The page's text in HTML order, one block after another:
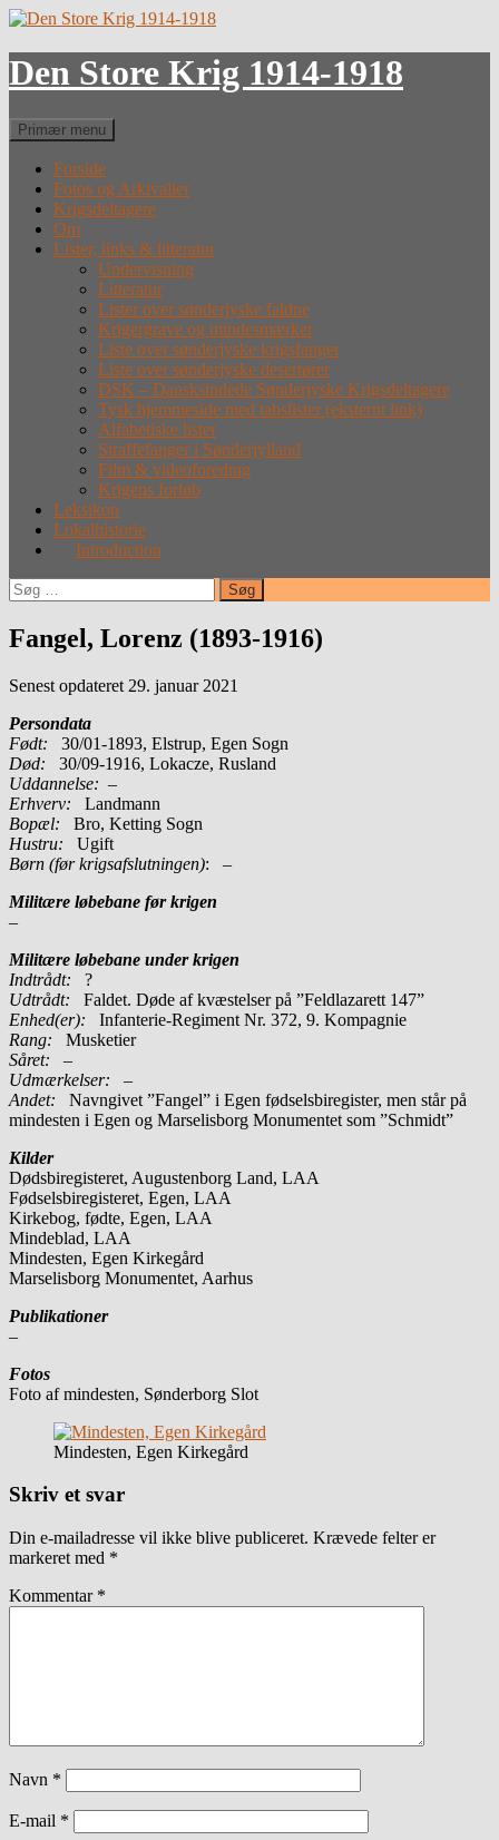
Hop
indhold
Den Store Krig 1914-1918
Søg
Primær menu
Forside
Fotos og Arkivalier
Krigsdeltagere
Om
Lister, links & litteratur
Undervisning
Litteratur
Lister over sønderjyske faldne
Krigergrave og mindesmærker
Liste over sønderjyske krigsfanger
Liste over sønderjyske desertører
DSK – Dansksindede Sønderjyske Krigsdeltagere
Tysk hjemmeside med tabslister (eksternt link)
Alfabetiske lister
Straffefanger i Sønderjylland
Film & videoforedrag
Krigens forløb
Leksikon
Lokalhistorie
Introduction
Søg
efter:
Fangel, Lorenz (1893-1916)
Senest opdateret 29. januar 2021
Persondata
Født: 30/01-1893, Elstrup, Egen Sogn
Død: 30/09-1916, Lokacze, Rusland
Uddannelse: –
Erhverv: Landmann
Bopæl: Bro, Ketting Sogn
Hustru: Ugift
Børn (før krigsafslutningen): –
Militære løbebane før krigen
–
Militære løbebane under krigen
Indtrådt: ?
Udtrådt: Faldet. Døde af kvæstelser på ”Feldlazarett 147”
Enhed(er):
Infanterie-Regiment Nr. 372, 9. Kompagnie
Rang:
Musketier
Såret: –
Udmærkelser: –
Andet: Navngivet ”Fangel” i Egen fødselsbiregister, men står på
mindesten i Egen og Marselisborg Monumentet som ”Schmidt”
Kilder
Dødsbiregisteret, Augustenborg Land, LAA
Fødselsbiregisteret, Egen, LAA
Kirkebog, fødte, Egen, LAA
Mindeblad, LAA
Mindesten, Egen Kirkegård
Marselisborg Monumentet, Aarhus
Publikationer
–
Fotos
Foto af mindesten, Sønderborg Slot
Mindesten, Egen Kirkegård
Skriv et svar
Din e-mailadresse vil ikke blive publiceret. Krævede felter er
markeret med *
Kommentar *
Navn *
E-mail *